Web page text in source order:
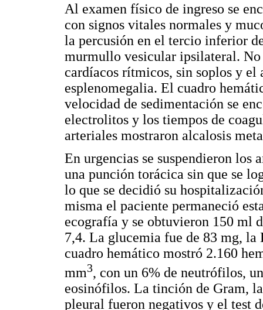
Al examen físico de ingreso se
con signos vitales normales y
la percusión en el tercio inferior
murmullo vesicular ipsilateral. No
cardíacos rítmicos, sin soplos y el
esplenomegalia. El cuadro
velocidad de sedimentación se
electrolitos y los tiempos de
arteriales mostraron alcalosis
En urgencias se suspendieron
una punción torácica sin que se
lo que se decidió su
misma el paciente permaneció
ecografía y se obtuvieron 150 ml
7,4. La glucemia fue de 83 mg,
cuadro hemático mostró 2.160
mm3, con un 6% de neutrófilos,
eosinófilos. La tinción de Gram,
pleural fueron negativos y el test